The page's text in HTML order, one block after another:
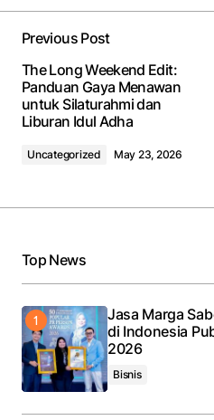
Previous Post
The Long Weekend Edit:
Panduan Gaya Menawan
untuk Silaturahmi dan
Liburan Idul Adha
Uncategorized May 23, 2026
Top News
Jasa Marga
di Indonesia
2026
Bisnis